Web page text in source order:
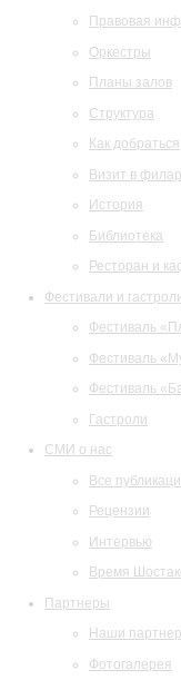
Правовая
Оркестры
Планы залов
Структура
Как добраться
Визит в
История
Библиотека
Ресторан и
Фестивали и
Фестиваль
Фестиваль
Фестиваль
Гастроли
СМИ о нас
Все
Рецензии
Интервью
Время
Партнеры
Наши
Фотогалерея